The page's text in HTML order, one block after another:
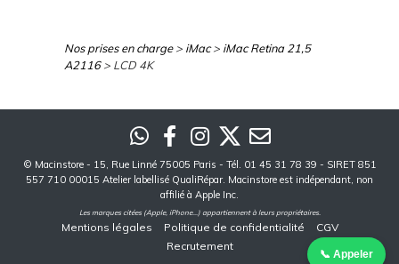
Nos prises en charge> iMac> iMac Retina 21,5
A2116> LCD 4K
© Macinstore - 15, Rue Linné 75005 Paris - Tél. 01 45 31 78 39 - SIRET 851
557 710 00015 Atelier labellisé QualiRépar. Macinstore est indépendant, non
affilié à Apple Inc.
Les marques citées (Apple, iPhone...) appartiennent à leurs propriétaires.
Mentions légales Politique de confidentialité
CGV
Recrutement
📞 Appeler